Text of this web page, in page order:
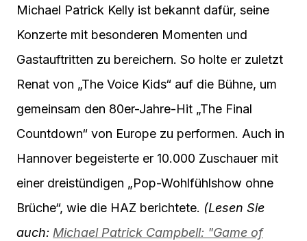
Michael Patrick Kelly ist bekannt dafür, seine
Konzerte mit besonderen Momenten und
Gastauftritten zu bereichern. So holte er zuletzt
Renat von „The Voice Kids“ auf die Bühne, um
gemeinsam den 80er-Jahre-Hit „The Final
Countdown“ von Europe zu performen. Auch in
Hannover begeisterte er 10.000 Zuschauer mit
einer dreistündigen „Pop-Wohlfühlshow ohne
Brüche“, wie die HAZ berichtete. (Lesen Sie
auch: Michael Patrick Campbell: "Game of